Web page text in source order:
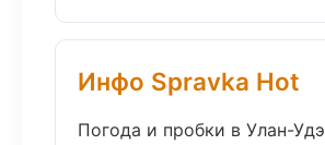
Инфо Spravka Hot
Погода и пробки в Улан-Удэ